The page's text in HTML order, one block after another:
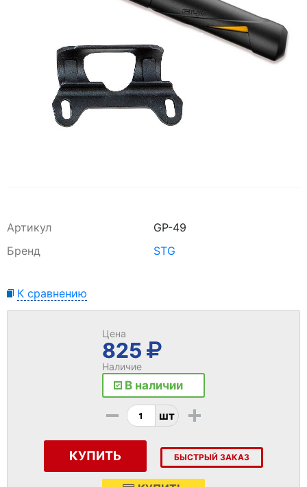
Артикул
GP-49
Бренд
STG
К сравнению
Цена
825
Наличие
В наличии
- шт +
КУПИТЬ БЫСТРЫЙ ЗАКАЗ